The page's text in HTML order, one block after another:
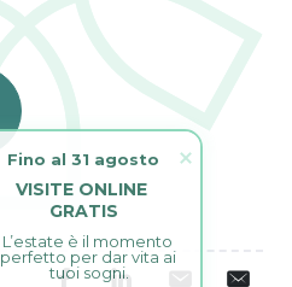
VISITE ONLINE
GRATIS
L’estate è il momento
perfetto per dar vita ai
tuoi sogni.
Fino al 31 agosto